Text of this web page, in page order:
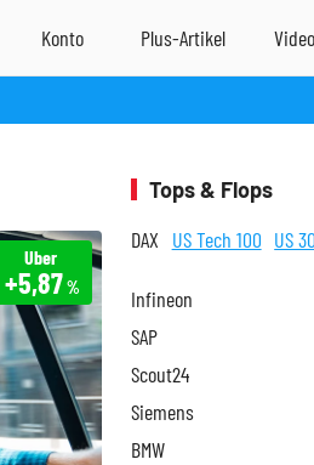
Uber
+5,87%
Tops & Flops
DAX US Tech 100 US 30
Infineon
SAP
Scout24
Siemens
BMW